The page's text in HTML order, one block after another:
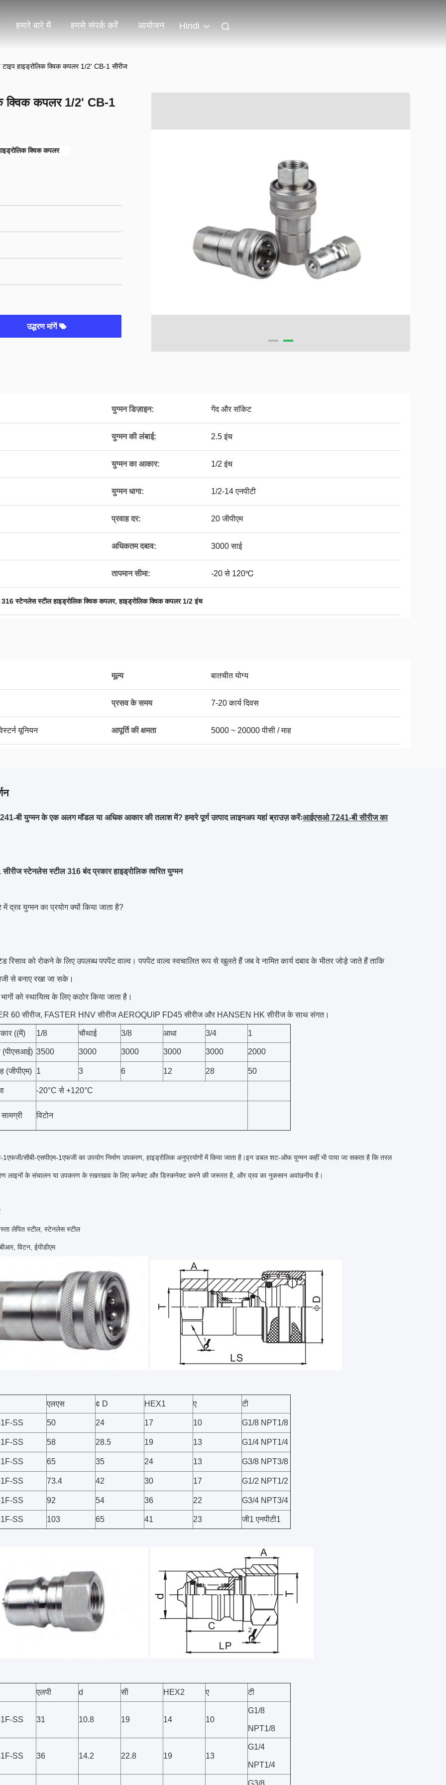
हमारे बारे में हमसे संपर्क करें आयोजन Hindi
हाइड्रोलिक क्विक कपलर 1/2' CB-1 सीरीज
क्विक कपलर 1/2' CB-1
क्विक कपलर
उद्धरण मांगें
युग्मन डिज़ाइन: गेंद और सॉकेट
युग्मन की लंबाई: 2.5 इंच
युग्मन का आकार: 1/2 इंच
युग्मन धागा: 1/2-14 एनपीटी
प्रवाह दर: 20 जीपीएम
अधिकतम दबाव: 3000 साई
तापमान सीमा: -20 से 120℃
316 स्टेनलेस स्टील हाइड्रोलिक क्विक कपलर,हाइड्रोलिक क्विक कपलर 1/2 इंच
मूल्य बातचीत योग्य
प्रसव के समय 7-20 कार्य दिवस
यूनियन आपूर्ति की क्षमता 5000 ~ 20000 पीसी / माह
बी युग्मन के एक अलग मॉडल या अधिक आकार की तलाश में? हमारे पूर्ण उत्पाद लाइनअप यहां ब्राउज़ करेंःआईएसओ 7241-बी सीरीज का
स्टेनलेस स्टील 316 बंद प्रकार हाइड्रोलिक त्वरित युग्मन
द्रव युग्मन का प्रयोग क्यों किया जाता है?
रिसाव को रोकने के लिए उपलब्ध पपपेंट वाल्व। पपपेंट वाल्व स्वचालित रूप से खुलते हैं जब वे नामित कार्य दबाव के भीतर जोड़े जाते हैं ताकि
से बनाए रखा जा सके।
भागों को स्थायित्व के लिए कठोर किया जाता है।
60 सीरीज, FASTER HNV सीरीज AEROQUIP FD45 सीरीज और HANSEN HK सीरीज के साथ संगत।
((में) 1/8 चौथाई 3/8 आधा 3/4 1
(पीएसआई) 3500 3000 3000 3000 3000 2000
(जीपीएम) 1 3 6 12 28 50
-20°C से +120°C
विटोन
1एफजी/सीबी-एसपीएम-1एफजी का उपयोग निर्माण उपकरण, हाइड्रोलिक अनुप्रयोगों में किया जाता है।इन डबल शट-ऑफ युग्मन कहीं भी पाया जा सकता है कि तरल
लाइनों के संचालन या उपकरण के रखरखाव के लिए कनेक्ट और डिस्कनेक्ट करने की जरूरत है, और द्रव का नुकसान अवांछनीय है।
लेपित स्टील, स्टेनलेस स्टील
विटन, ईपीडीएम
एलएस ¢ D HEX1 ए टी
SS 50 24 17 10 G1/8 NPT1/8
SS 58 28.5 19 13 G1/4 NPT1/4
SS 65 35 24 13 G3/8 NPT3/8
SS 73.4 42 30 17 G1/2 NPT1/2
SS 92 54 36 22 G3/4 NPT3/4
SS 103 65 41 23 जी1 एनपीटी1
एलपी d सी HEX2 ए टी
SS 31 10.8 19 14 10
G1/8
NPT1/8
SS 36 14.2 22.8 19 13
G1/4
NPT1/4
G3/8